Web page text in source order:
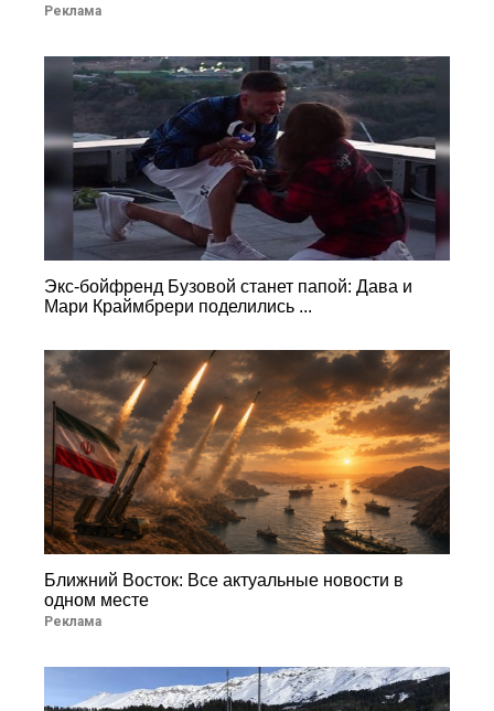
Реклама
Экс-бойфренд Бузовой станет папой: Дава и
Мари Краймбрери поделились ...
Ближний Восток: Все актуальные новости в
одном месте
Реклама